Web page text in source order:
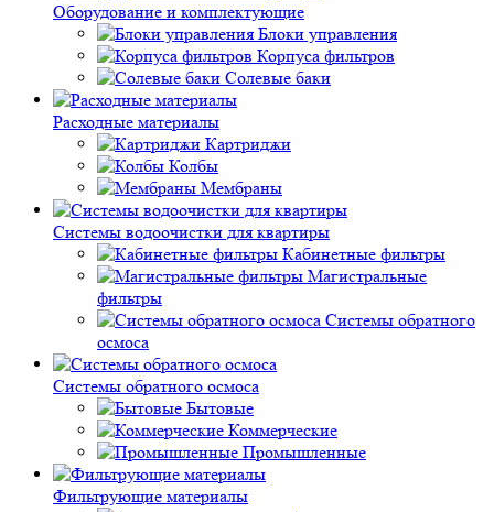
Оборудование и комплектующие
Блоки управления
Корпуса фильтров
Солевые баки
Расходные материалы
Картриджи
Колбы
Мембраны
Системы водоочистки для квартиры
Кабинетные фильтры
Магистральные
фильтры
Системы обратного
осмоса
Системы обратного осмоса
Бытовые
Коммерческие
Промышленные
Фильтрующие материалы